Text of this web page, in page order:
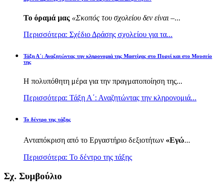
Το όραμά μας «Σκοπός του σχολείου δεν είναι –...
Περισσότερα: Σχέδιο Δράσης σχολείου για τα...
Τάξη Α΄: Αναζητώντας την κληρονομιά της Μαστίχας στο Πυργί και στο Μουσείο
της
Η πολυπόθητη μέρα για την πραγματοποίηση της...
Περισσότερα: Τάξη Α΄: Αναζητώντας την κληρονομιά...
Το δέντρο της τάξης
Ανταπόκριση από το Εργαστήριο δεξιοτήτων «Εγώ...
Περισσότερα: Το δέντρο της τάξης
Σχ. Συμβούλιο